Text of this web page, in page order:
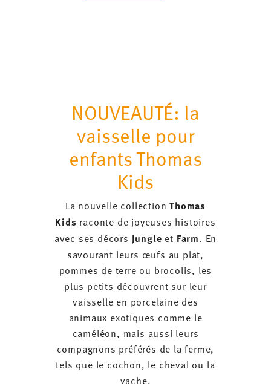
NOUVEAUTÉ: la
vaisselle pour
enfants Thomas
Kids
La nouvelle collectionThomas
Kids raconte de joyeuses histoires
avec ses décors Jungle et Farm. En
savourant leurs œufs au plat,
pommes de terre ou brocolis, les
plus petits découvrent sur leur
vaisselle en porcelaine des
animaux exotiques comme le
caméléon, mais aussi leurs
compagnons préférés de la ferme,
tels que le cochon, le cheval ou la
vache.